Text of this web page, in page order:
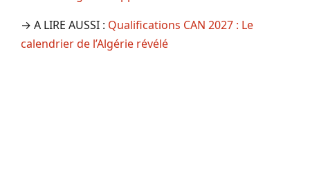
→ A LIRE AUSSI : Qualifications CAN 2027 : Le
calendrier de l’Algérie révélé